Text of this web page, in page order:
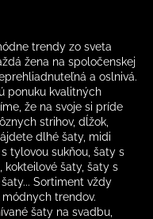
trendy zo sveta
žena na spoločenskej
a oslnivá.
ponuku kvalitných
že na svoje si príde
strihov, dĺžok,
dlhé šaty, midi
tylovou sukňou, šaty s
šaty, šaty s
Sortiment vždy
trendov.
šaty na svadbu,